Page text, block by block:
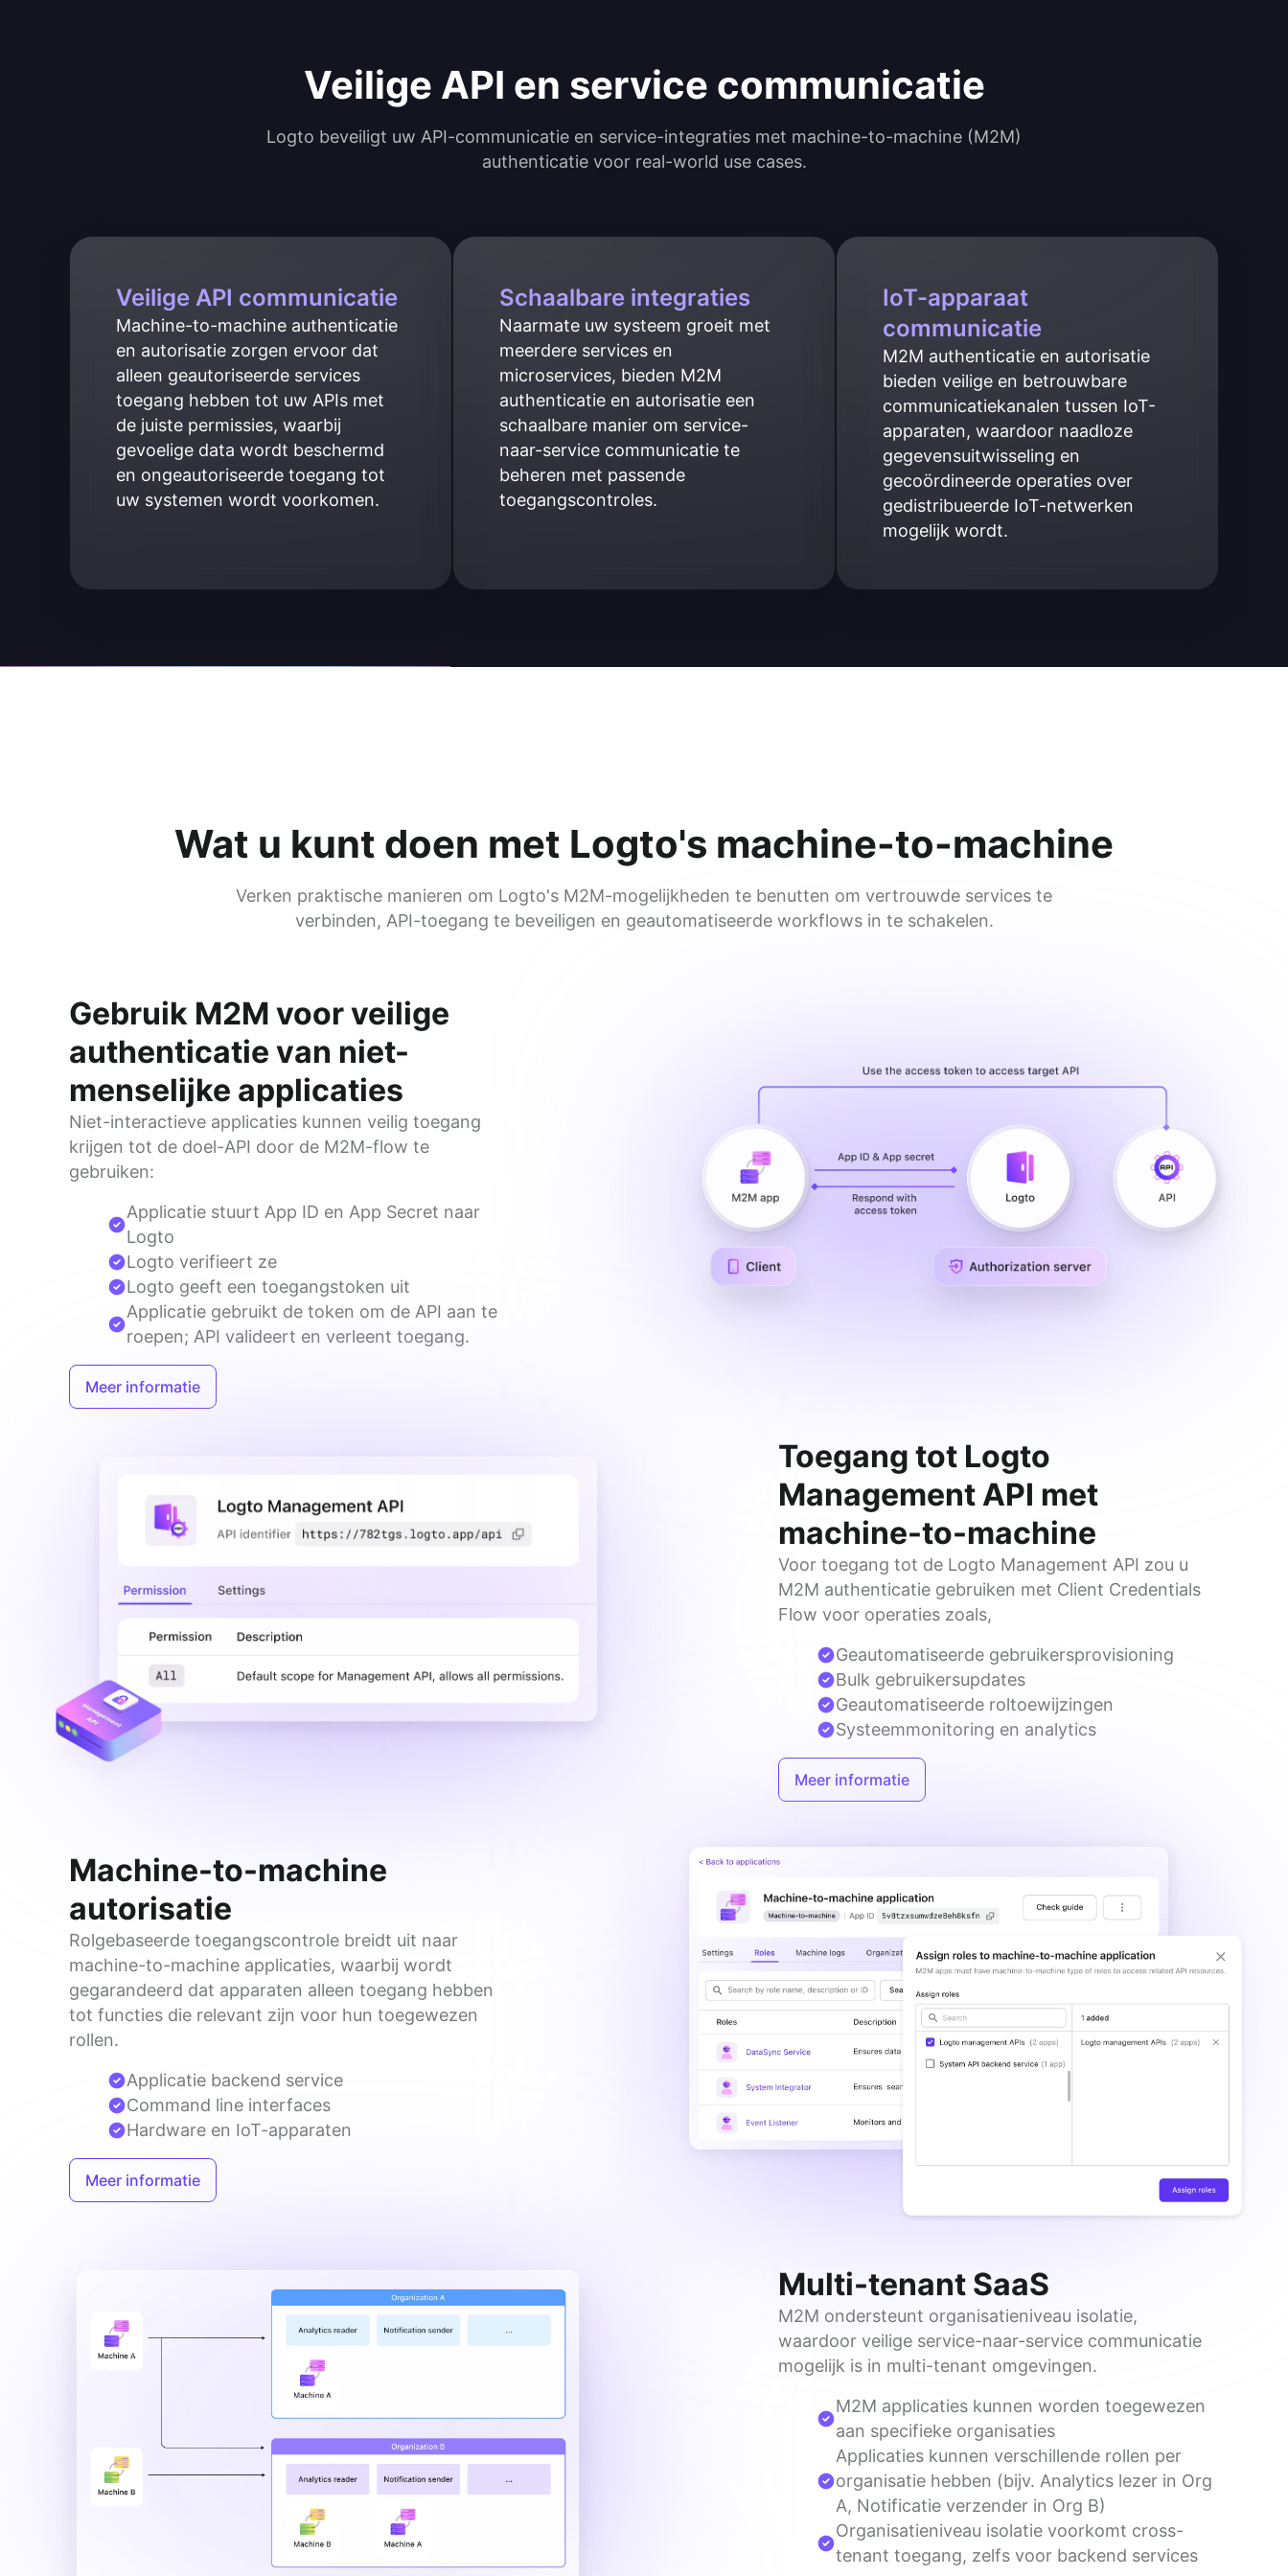
Veilige API en service communicatie
Logto beveiligt uw API-communicatie en service-integraties met machine-to-machine (M2M)
authenticatie voor real-world use cases.
Veilige API communicatie
Machine-to-machine authenticatie
en autorisatie zorgen ervoor dat
alleen geautoriseerde services
toegang hebben tot uw APIs met
de juiste permissies, waarbij
gevoelige data wordt beschermd
en ongeautoriseerde toegang tot
uw systemen wordt voorkomen.
Schaalbare integraties
Naarmate uw systeem groeit met
meerdere services en
microservices, bieden M2M
authenticatie en autorisatie een
schaalbare manier om service-
naar-service communicatie te
beheren met passende
toegangscontroles.
IoT-apparaat
communicatie
M2M authenticatie en autorisatie
bieden veilige en betrouwbare
communicatiekanalen tussen IoT-
apparaten, waardoor naadloze
gegevensuitwisseling en
gecoördineerde operaties over
gedistribueerde IoT-netwerken
mogelijk wordt.
Wat u kunt doen met Logto's machine-to-machine
Verken praktische manieren om Logto's M2M-mogelijkheden te benutten om vertrouwde services te
verbinden, API-toegang te beveiligen en geautomatiseerde workflows in te schakelen.
Gebruik M2M voor veilige
authenticatie van niet-
menselijke applicaties
Niet-interactieve applicaties kunnen veilig toegang
krijgen tot de doel-API door de M2M-flow te
gebruiken:
Applicatie stuurt App ID en App Secret naar
Logto
Logto verifieert ze
Logto geeft een toegangstoken uit
Applicatie gebruikt de token om de API aan te
roepen; API valideert en verleent toegang.
Meer informatie
Toegang tot Logto
Management API met
machine-to-machine
Voor toegang tot de Logto Management API zou u
M2M authenticatie gebruiken met Client Credentials
Flow voor operaties zoals,
Geautomatiseerde gebruikersprovisioning
Bulk gebruikersupdates
Geautomatiseerde roltoewijzingen
Systeemmonitoring en analytics
Meer informatie
Machine-to-machine
autorisatie
Rolgebaseerde toegangscontrole breidt uit naar
machine-to-machine applicaties, waarbij wordt
gegarandeerd dat apparaten alleen toegang hebben
tot functies die relevant zijn voor hun toegewezen
rollen.
Applicatie backend service
Command line interfaces
Hardware en IoT-apparaten
Meer informatie
Multi-tenant SaaS
M2M ondersteunt organisatieniveau isolatie,
waardoor veilige service-naar-service communicatie
mogelijk is in multi-tenant omgevingen.
M2M applicaties kunnen worden toegewezen
aan specifieke organisaties
Applicaties kunnen verschillende rollen per
organisatie hebben (bijv. Analytics lezer in Org
A, Notificatie verzender in Org B)
Organisatieniveau isolatie voorkomt cross-
tenant toegang, zelfs voor backend services